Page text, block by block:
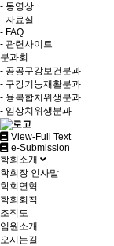
- 동영상
- 자료실
- FAQ
- 관련사이트
분과회
- 공공구강보건분과
- 구강기능재활분과
- 융복합치위생분과
- 임상치위생분과
View-Full Text
e-Submission
학회소개
학회장 인사말
학회연혁
학회회칙
조직도
임원소개
오시는길